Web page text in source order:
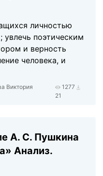
личностью
поэтическим
и верность
человека, и
Виктория
1277
21
А. С. Пушкина
Анализ.